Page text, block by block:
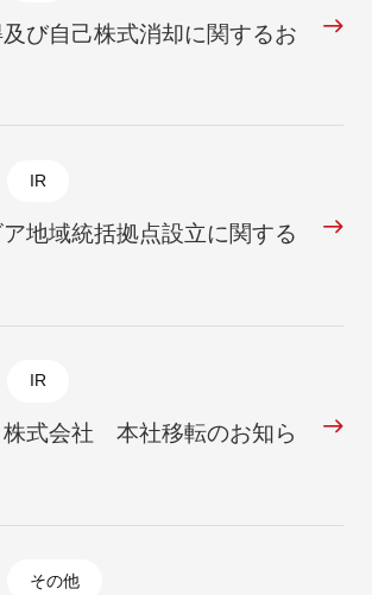
び自己株式消却に関するお
IR
地域統括拠点設立に関する
IR
株式会社 本社移転のお知ら
その他